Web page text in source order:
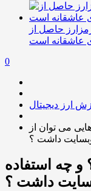
دلار رمزارز حاصل از
عاشقانه است
0
ارز دیجیتال
می توان از
وبسایت داشت ؟
چه استفاده
داشت ؟